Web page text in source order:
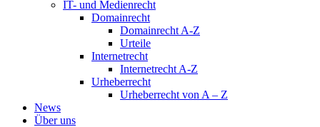
IT- und Medienrecht
Domainrecht
Domainrecht A-Z
Urteile
Internetrecht
Internetrecht A-Z
Urheberrecht
Urheberrecht von A – Z
News
Über uns